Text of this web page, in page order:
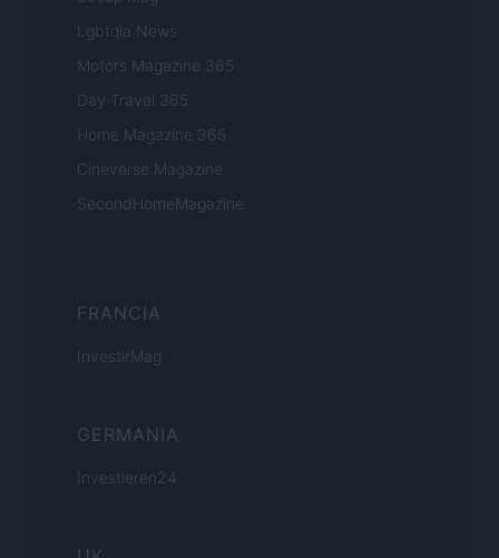
Lgbtqia News
Motors Magazine 365
Day Travel 365
Home Magazine 365
Cineverse Magazine
SecondHomeMagazine
FRANCIA
InvestirMag
GERMANIA
Investieren24